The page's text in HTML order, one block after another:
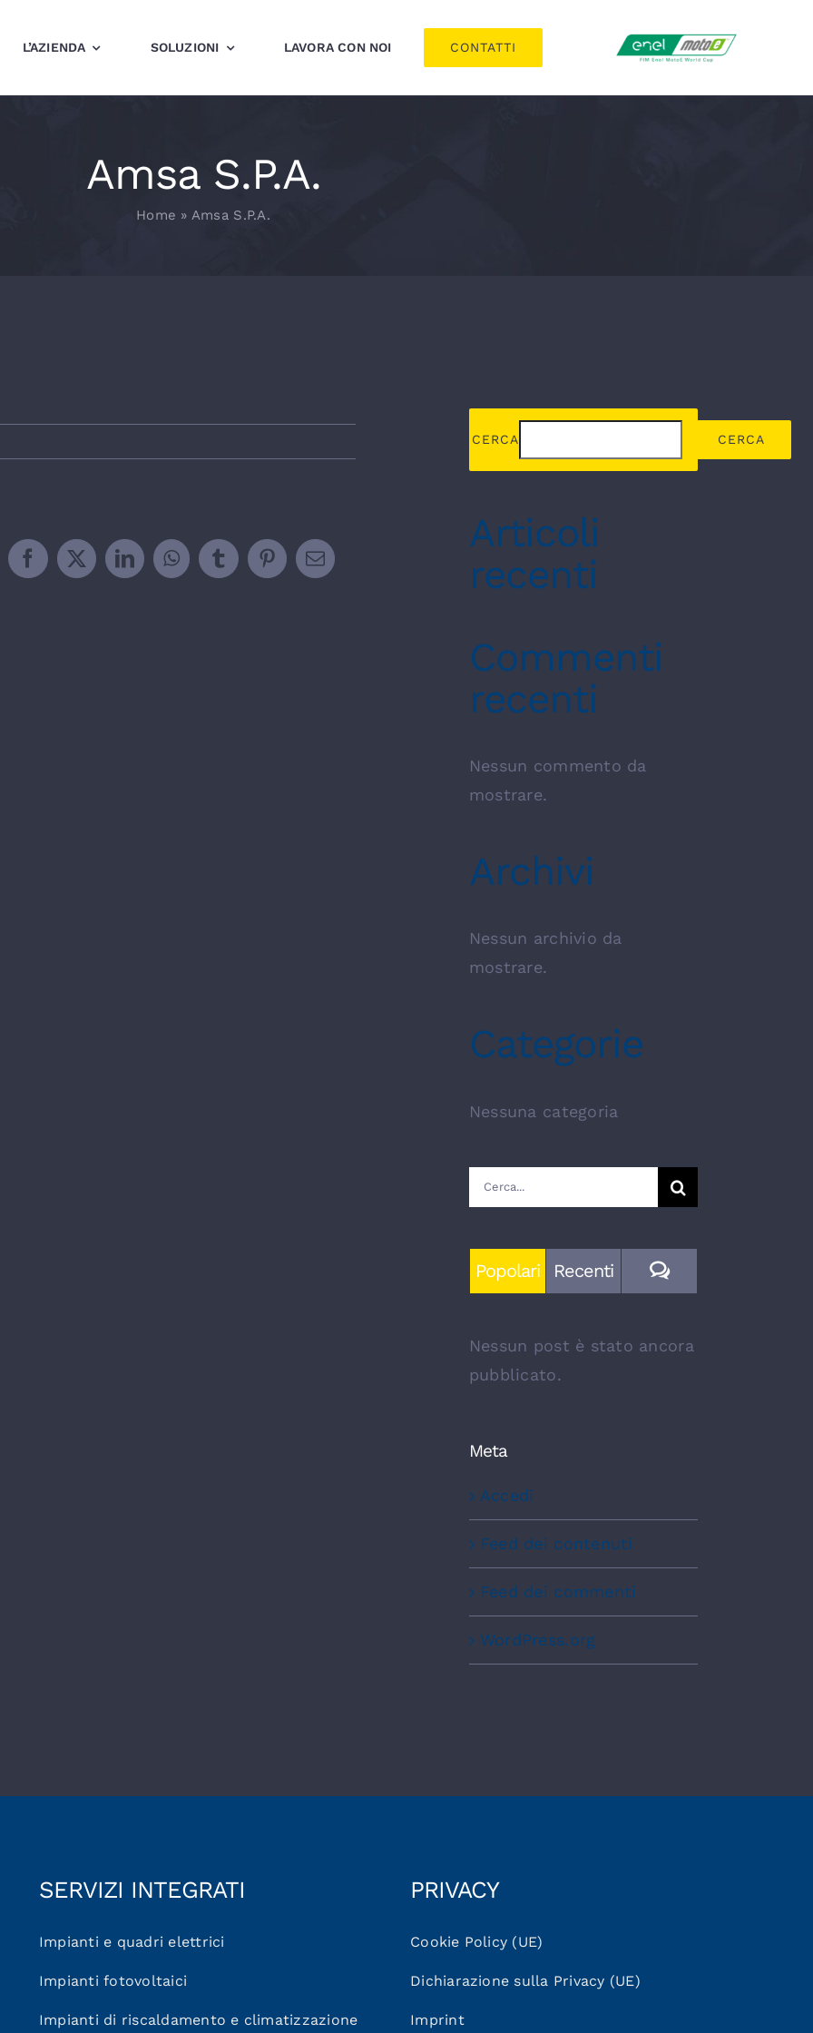
L’AZIENDA SOLUZIONI LAVORA CON NOI CONTATTI
Amsa S.P.A.
Home » Amsa S.P.A.
Facebook
X LinkedInWhatsApp
TumblrPinterest
Email
CERCA CERCA
Articoli
recenti
Commenti
recenti
Nessun commento da
mostrare.
Archivi
Nessun archivio da
mostrare.
Categorie
Nessuna categoria
Cerca
per:
Popolari Recenti Commenti
Nessun post è stato ancora
pubblicato.
Meta
Accedi
Feed dei contenuti
Feed dei commenti
WordPress.org
SERVIZI INTEGRATI
Impianti e quadri elettrici
Impianti fotovoltaici
Impianti di riscaldamento e climatizzazione
PRIVACY
Cookie Policy (UE)
Dichiarazione sulla Privacy (UE)
Imprint